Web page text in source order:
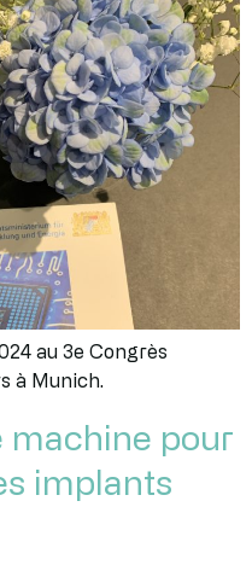
au 3e Congrès
à Munich.
machine pour
implants